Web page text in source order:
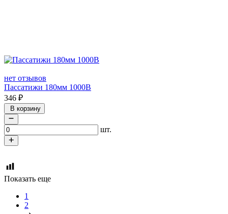
нет отзывов
Пассатижи 180мм 1000В
346 ₽
В корзину
шт.
Показать еще
1
2